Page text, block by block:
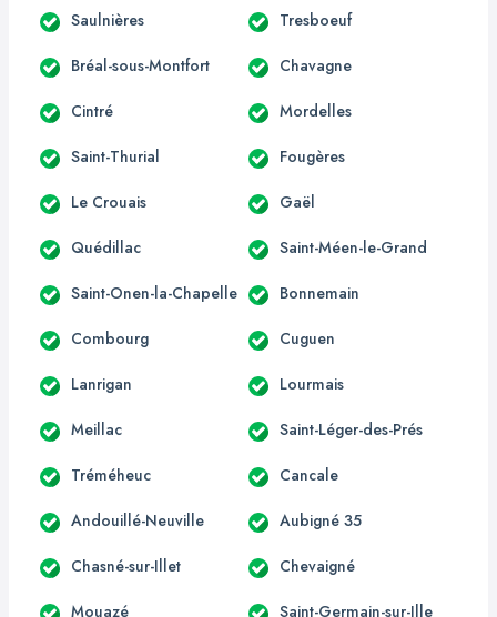
Saulnières Tresboeuf
Bréal-sous-Montfort Chavagne
Cintré Mordelles
Saint-Thurial Fougères
Le Crouais Gaël
Quédillac Saint-Méen-le-Grand
Saint-Onen-la-Chapelle Bonnemain
Combourg Cuguen
Lanrigan Lourmais
Meillac Saint-Léger-des-Prés
Tréméheuc Cancale
Andouillé-Neuville Aubigné 35
Chasné-sur-Illet Chevaigné
Mouazé Saint-Germain-sur-Ille